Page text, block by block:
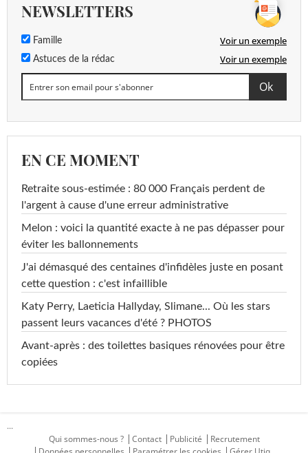
NEWSLETTERS
Famille Voir un exemple
Astuces de la rédac Voir un exemple
EN CE MOMENT
Retraite sous-estimée : 80 000 Français perdent de
l'argent à cause d'une erreur administrative
Melon : voici la quantité exacte à ne pas dépasser pour
éviter les ballonnements
J'ai démasqué des centaines d'infidèles juste en posant
cette question : c'est infaillible
Katy Perry, Laeticia Hallyday, Slimane... Où les stars
passent leurs vacances d'été ? PHOTOS
Avant-après : des toilettes basiques rénovées pour être
copiées
...
Qui sommes-nous ?
Contact Publicité
Recrutement